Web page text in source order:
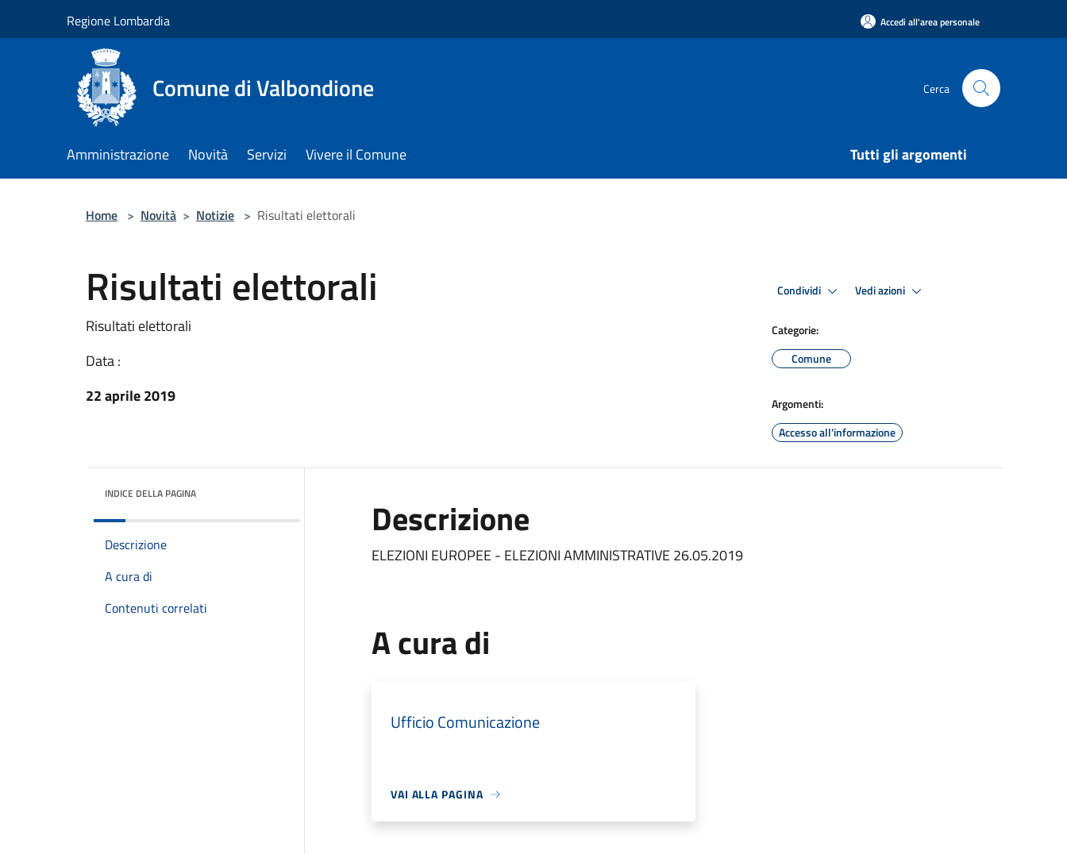
Regione Lombardia Accedi all'area personale
Comune di Valbondione Cerca
Amministrazione Novità Servizi Vivere il Comune Tutti gli argomenti
Home > Novità > Notizie > Risultati elettorali
Risultati elettorali
Risultati elettorali
Data :
22 aprile 2019
Condividi Vedi azioni
Categorie:
Comune
Argomenti:
Accesso all'informazione
INDICE DELLA PAGINA
Descrizione
A cura di
Contenuti correlati
Descrizione
ELEZIONI EUROPEE - ELEZIONI AMMINISTRATIVE 26.05.2019
A cura di
Ufficio Comunicazione
VAI ALLA PAGINA